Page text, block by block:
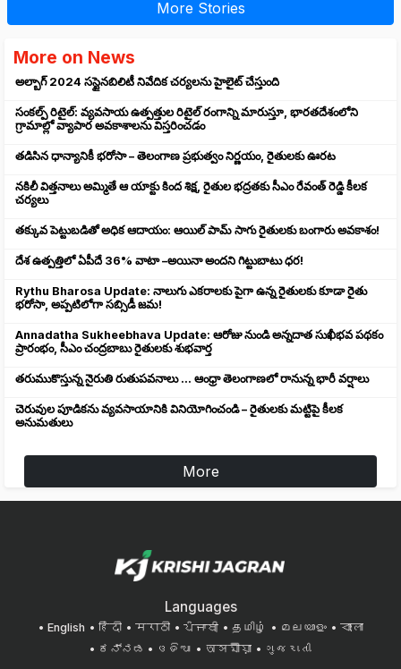
More Stories
More on News
అల్బాగ్ 2024 సస్టైనబిలిటీ నివేదిక చర్యలను హైలైట్ చేస్తుంది
సంకల్ప్ రిటైల్: వ్యవసాయ ఉత్పత్తుల రిటైల్ రంగాన్ని మారుస్తూ, భారతదేశంలోని
గ్రామాల్లో వ్యాపార అవకాశాలను విస్తరించడం
తడిసిన ధాన్యానికీ భరోసా – తెలంగాణ ప్రభుత్వం నిర్ణయం, రైతులకు ఊరట
నకిలీ విత్తనాలు అమ్మితే ఆ యాక్టు కింద శిక్ష, రైతుల భద్రతకు సీఎం రేవంత్ రెడ్డి కీలక
చర్యలు
తక్కువ పెట్టుబడితో అధిక ఆదాయం: ఆయిల్ పామ్ సాగు రైతులకు బంగారు అవకాశం!
దేశ ఉత్పత్తిలో ఏపీదే 36% వాటా –అయినా అందని గిట్టుబాటు ధర!
Rythu Bharosa Update: నాలుగు ఎకరాలకు పైగా ఉన్న రైతులకు కూడా రైతు
భరోసా, అప్పటిలోగా సబ్సిడీ జమ!
Annadatha Sukheebhava Update: ఆరోజు నుండి అన్నదాత సుఖీభవ పథకం
ప్రారంభం, సీఎం చంద్రబాబు రైతులకు శుభవార్త
తరుముకొస్తున్న నైరుతి రుతుపవనాలు ... ఆంధ్రా తెలంగాణలో రానున్న భారీ వర్షాలు
చెరువుల పూడికను వ్యవసాయానికి వినియోగించండి – రైతులకు మట్టిపై కీలక
అనుమతులు
More
Languages
English हिंदी मराठी ਪੰਜਾਬੀ தமிழ் മലയാളം
বাংলা
ಕನ್ನಡ
ଓଡିଆ অসমীয়া ગુજરાતી